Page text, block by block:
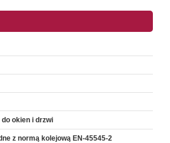
okien i drzwi
z normą kolejową EN-45545-2